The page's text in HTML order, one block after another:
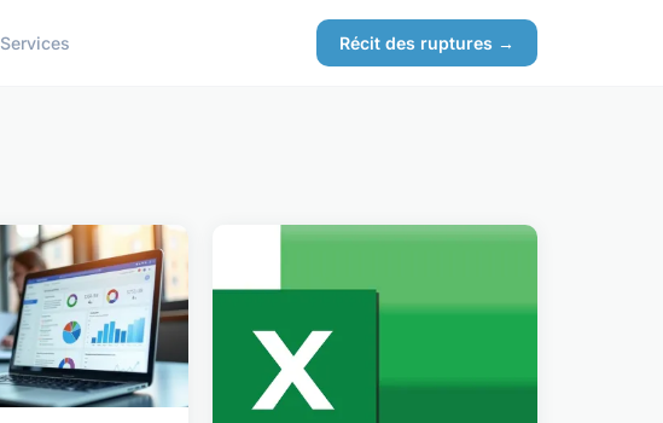
Services Récit des ruptures →